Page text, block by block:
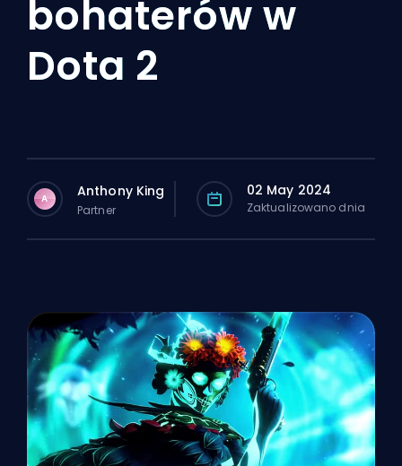
bohaterów w
Dota 2
A Anthony King
Partner
02 May 2024
Zaktualizowano dnia